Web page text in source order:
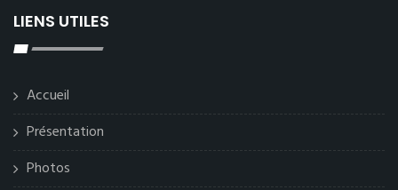
LIENS UTILES
Accueil
Présentation
Photos